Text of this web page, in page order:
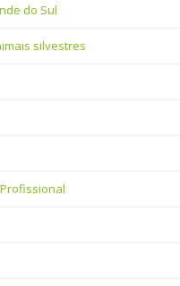
do Sul
silvestres